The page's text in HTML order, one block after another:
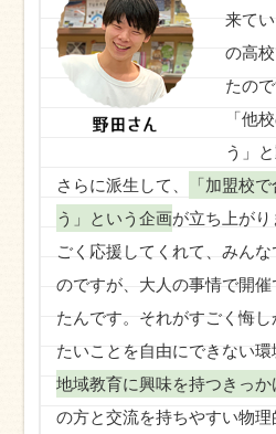
来て
の高
たの
「他
う」
さらに派生して、
「加盟校
う」という企画が立ち上が
ごく応援してくれて、みん
のですが、大人の事情で開
たんです。それがすごく悔
たいことを自由にできない
地域教育に興味を持つきっか
の方と交流を持ちやすい物理